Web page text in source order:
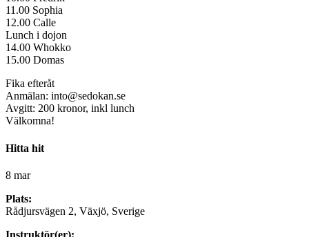
11.00 Sophia
12.00 Calle
Lunch i dojon
14.00 Whokko
15.00 Domas
Fika efteråt
Anmälan: into@sedokan.se
Avgitt: 200 kronor, inkl lunch
Välkomna!
Hitta hit
8 mar
Plats:
Rådjursvägen 2, Växjö, Sverige
Instruktör(er):